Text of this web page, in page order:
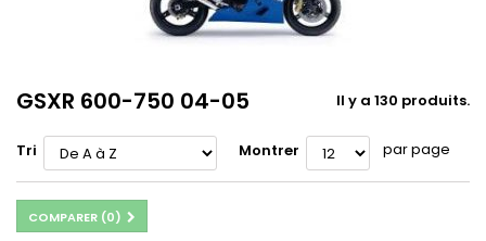
GSXR 600-750 04-05 Il y a 130 produits.
Tri Montrer par page
COMPARER (0)